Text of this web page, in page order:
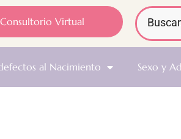
Consultorio Virtual
al Nacimiento Sexo y